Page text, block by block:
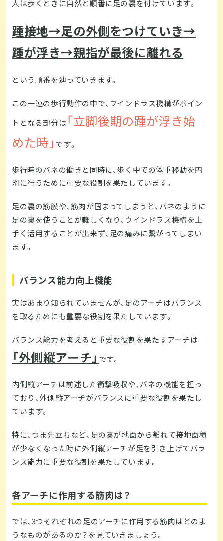
人は歩くときに自然と順番に足の裏を付けています。
踵接地→足の外側をつけていき→
踵が浮き→親指が最後に離れる
という順番を辿っていきます。
この一連の歩行動作の中で、ウインドラス機構がポイン
トとなる部分は 「立脚後期の踵が浮き始
めた時」 です。
歩行時のバネの働きと同時に、歩く中での体重移動を円
滑に行うために重要な役割を果たしています。
足の裏の筋膜や、筋肉が固まってしまうと、バネのように
足の裏を使うことが難しくなり、ウインドラス機構を上
手く活用することが出来ず、足の痛みに繋がってしまい
ます。
バランス能力向上機能
実はあまり知られていませんが、足のアーチはバランス
を取るためにも重要な役割を果たしています。
バランス能力を考えると重要な役割を果たすアーチは
「外側縦アーチ」 です。
内側縦アーチは前述した衝撃吸収や、バネの機能を担っ
ており、外側縦アーチがバランスに重要な役割を果たし
ています。
特に、つま先立ちなど、足の裏が地面から離れて接地面積
が少なくなった時に外側縦アーチが足を引き上げてバラ
ンス能力に重要な役割を果たしています。
各アーチに作用する筋肉は？
では、3つそれぞれの足のアーチに作用する筋肉はどのよ
うなものがあるのか？を見ていきましょう。